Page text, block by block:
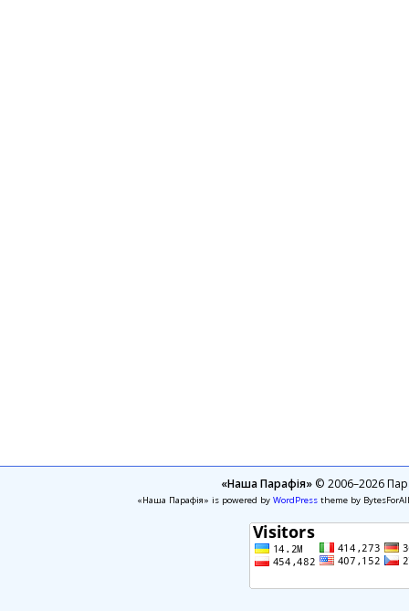
«Наша Парафія»© 2006–2026
«Наша Парафія» is powered by WordPresstheme by